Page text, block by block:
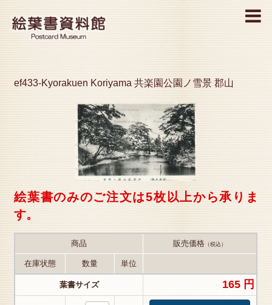
MENU
ef433-Kyorakuen Koriyama 共楽園公園ノ雪景 郡山
絵葉書のみのご注文は5枚以上から承りま
す。
商品 販売価格 （税込）
在庫状態 数量 単位
葉書サイズ 165 円